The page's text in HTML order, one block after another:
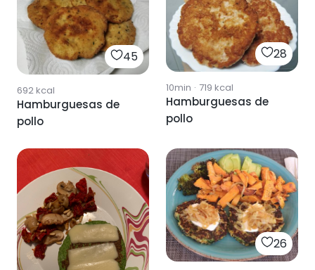
45
692kcal
Hamburguesas de
pollo
28
10min · 719 kcal
Hamburguesas de
pollo
26